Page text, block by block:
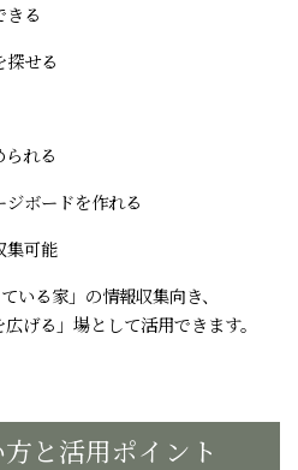
る
せる
れる
ボードを作れる
集可能
る家」の情報収集向き、
げる」場として活用できます。
と活用ポイント